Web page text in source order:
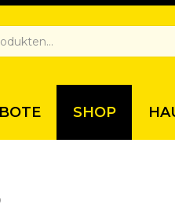
SHOP